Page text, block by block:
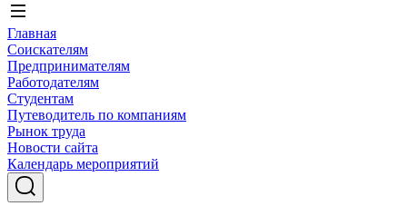
Главная
Соискателям
Предпринимателям
Работодателям
Студентам
Путеводитель по компаниям
Рынок труда
Новости сайта
Календарь мероприятий